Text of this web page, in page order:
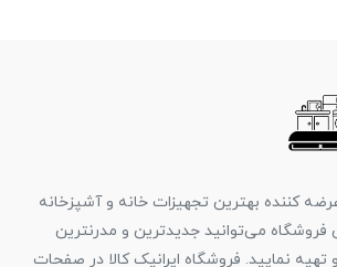
عرضه کننده بهترین تجهیزات خانه و آشپزخانه
می‌توانید جدیدترین و مدرنترین
نمایید. فروشگاه ایرانیک کالا در صفحات